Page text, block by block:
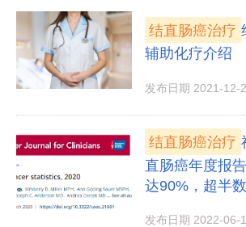
结直肠癌治疗
辅助化疗介绍
发布日期 2021-12-
结直肠癌治疗
直肠癌年度报
达90%，超半
发布日期 2022-06-